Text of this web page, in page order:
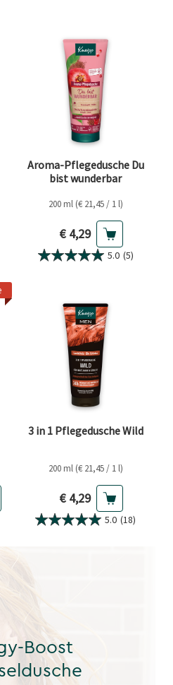
Aroma-Pflegedusche Du
bist wunderbar
200 ml (€ 21,45 / 1 l)
Aktueller Preis
€ 4,29
5.0 (5)
3 in 1 Pflegedusche Wild
200 ml (€ 21,45 / 1 l)
Aktueller Preis
€ 4,29
5.0 (18)
Boost